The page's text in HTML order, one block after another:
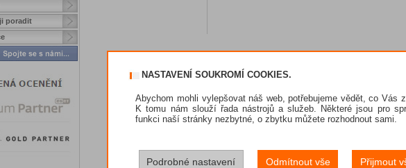
poradit
NASTAVENÍ SOUKROMÍ COOKIES.
Abychom mohli vylepšovat náš web, potřebujeme vědět, co Vás
K tomu nám slouží řada nástrojů a služeb. Některé jsou pro
funkci naší stránky nezbytné, o zbytku můžete rozhodnout sami.
Podrobné nastavení Odmítnout vše Přijmout